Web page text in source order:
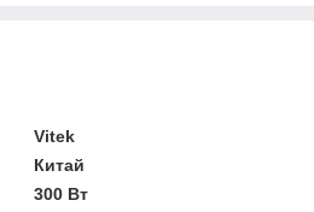
Vitek
Китай
300 Вт